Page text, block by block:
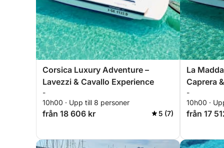
Corsica Luxury Adventure –
Lavezzi & Cavallo Experience
-
10h00 · Upp till 8 personer
från 18 606 kr 5 (7)
La
Caprera
-
10h00 ·
från 17